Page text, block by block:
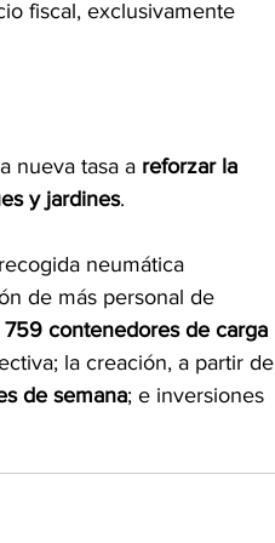
fiscal, exclusivamente
nueva tasa a reforzar la
y jardines.
neumática
de más personal de
759 contenedores de carga
la creación, a partir de
de semana; e inversiones